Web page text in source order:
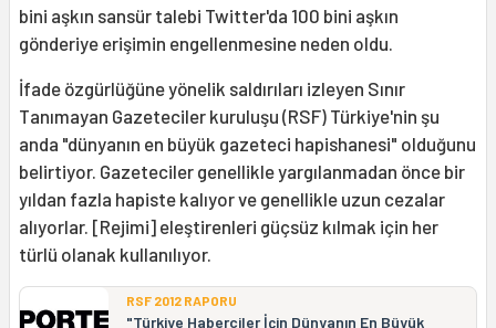
bini aşkın sansür talebi Twitter'da 100 bini aşkın
gönderiye erişimin engellenmesine neden oldu.
İfade özgürlüğüne yönelik saldırıları izleyen Sınır
Tanımayan Gazeteciler kuruluşu (RSF) Türkiye'nin şu
anda "dünyanın en büyük gazeteci hapishanesi" olduğunu
belirtiyor. Gazeteciler genellikle yargılanmadan önce bir
yıldan fazla hapiste kalıyor ve genellikle uzun cezalar
alıyorlar. [Rejimi] eleştirenleri güçsüz kılmak için her
türlü olanak kullanılıyor.
RSF 2012 RAPORU
"Türkiye Haberciler İçin Dünyanın En Büyük